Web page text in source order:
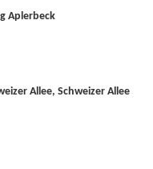
Aplerbeck
Allee, Schweizer Allee